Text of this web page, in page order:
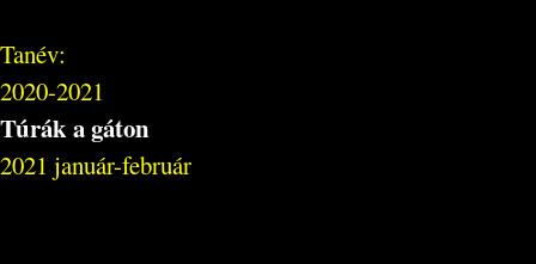
Tanév:
2020-2021
Túrák a gáton
2021 január-február